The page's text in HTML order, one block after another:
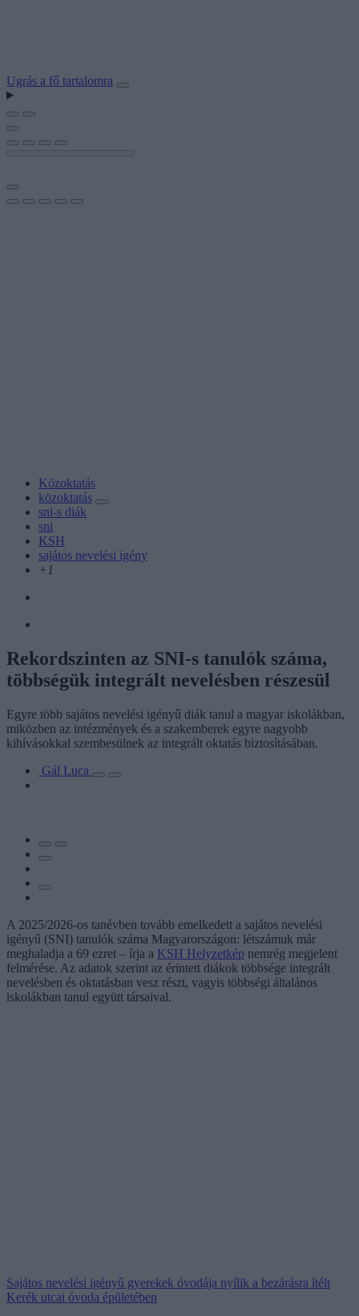
Ugrás a fő tartalomra
Közoktatás
közoktatás
sni-s diák
sni
KSH
sajátos nevelési igény
+1
Rekordszinten az SNI-s tanulók száma,
többségük integrált nevelésben részesül
Egyre több sajátos nevelési igényű diák tanul a magyar iskolákban,
miközben az intézmények és a szakemberek egyre nagyobb
kihívásokkal szembesülnek az integrált oktatás biztosításában.
Gál Luca
A 2025/2026-os tanévben tovább emelkedett a sajátos nevelési
igényű (SNI) tanulók száma Magyarországon: létszámuk már
meghaladja a 69 ezret – írja a KSH Helyzetkép nemrég megjelent
felmérése. Az adatok szerint az érintett diákok többsége integrált
nevelésben és oktatásban vesz részt, vagyis többségi általános
iskolákban tanul együtt társaival.
Sajátos nevelési igényű gyerekek óvodája nyílik a bezárásra ítélt
Kerék utcai óvoda épületében